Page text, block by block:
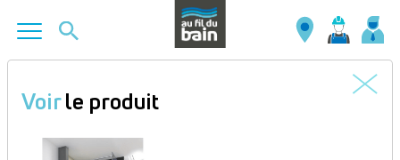
contenu
principal
Voirle produit